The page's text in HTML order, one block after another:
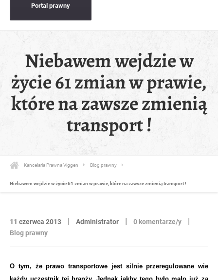
Portal prawny
Niebawem wejdzie w
życie 61 zmian w prawie,
które na zawsze zmienią
transport !
Kancelaria Prawna Viggen Blog prawny
Niebawem wejdzie w życie 61 zmian w prawie, które na zawsze zmienią transport !
11 czerwca 2013 | Administrator | 0 komentarze/y |
Blog prawny
O tym, że prawo transportowe jest silnie przeregulowane wie